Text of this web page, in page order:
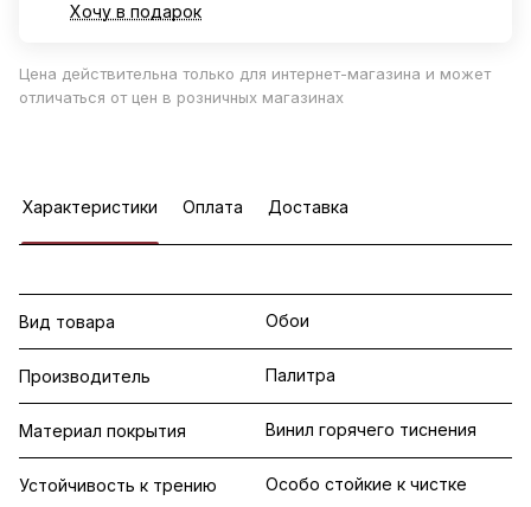
Хочу в подарок
Цена действительна только для интернет-магазина и может
отличаться от цен в розничных магазинах
Характеристики Оплата Доставка
Вид товара Обои
Производитель Палитра
Материал покрытия Винил горячего тиснения
Устойчивость к трению Особо стойкие к чистке